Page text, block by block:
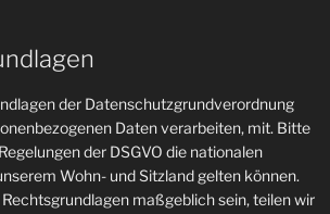
der Datenschutzgrundverordnung
Daten verarbeiten, mit. Bitte
der DSGVO die nationalen
Wohn- und Sitzland gelten können.
maßgeblich sein, teilen wir